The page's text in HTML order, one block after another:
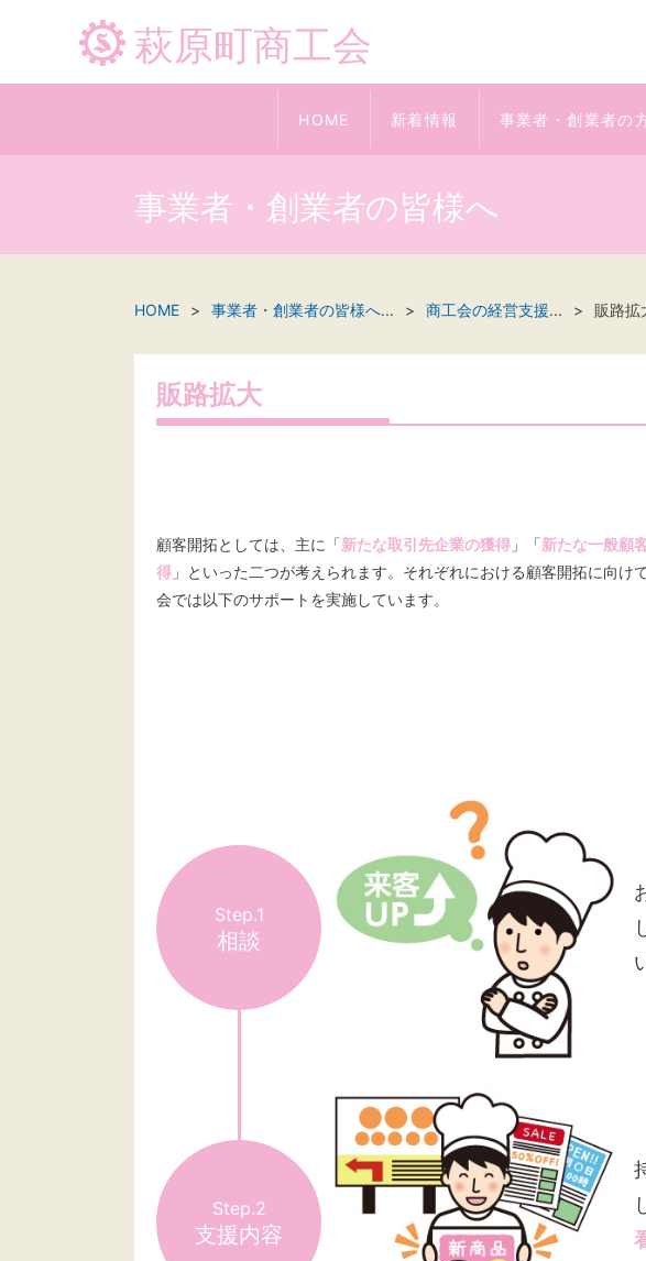
萩原町商工会
HOME 新着情報 事業者・創業者の
事業者・創業者の皆様へ
HOME 事業者・創業者の皆様へ... 商工会の経営支援... 販路拡
販路拡大
顧客開拓としては、主に「新たな取引先企業の獲得 」「新たな一般顧
得 」といった二つが考えられます。それぞれにおける顧客開拓に向け
会では以下のサポートを実施しています。
Step.1
相談
Step.2
支援内容